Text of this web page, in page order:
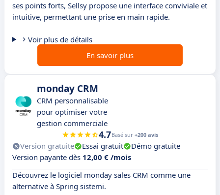
ses points forts, Sellsy propose une interface conviviale et
intuitive, permettant une prise en main rapide.
Voir plus de détails
En savoir plus
monday CRM
CRM personnalisable
pour optimiser votre
gestion commerciale
4.7Basé sur +200 avis
Version gratuite Essai gratuit
Démo gratuite
Version payante dès 12,00 € /mois
Découvrez le logiciel monday sales CRM comme une
alternative à Spring sistemi.